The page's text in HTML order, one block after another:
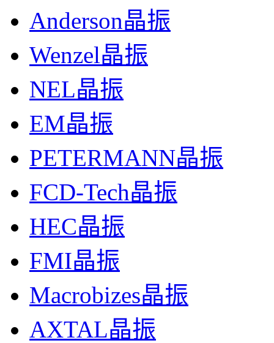
Anderson晶振
Wenzel晶振
NEL晶振
EM晶振
PETERMANN晶振
FCD-Tech晶振
HEC晶振
FMI晶振
Macrobizes晶振
AXTAL晶振